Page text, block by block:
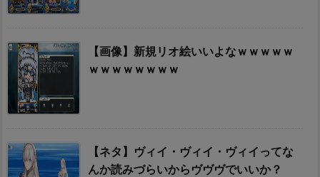
【画像】新規リオ絵いいよなｗｗｗｗｗ
ｗｗｗｗｗｗｗｗ
【ネタ】ヴィイ・ヴィイ・ヴィイってな
んか読みづらいからヴヴヴでいいか？